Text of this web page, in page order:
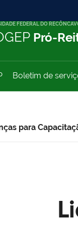
FEDERAL DO
Pró-
Boletim de
para